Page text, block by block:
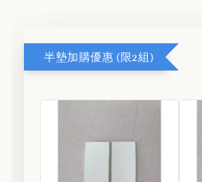
半墊加購優惠 (限2組)